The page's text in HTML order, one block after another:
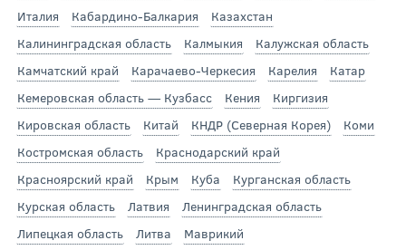
Италия
Кабардино-Балкария
Казахстан
Калининградская область
Калмыкия
Калужская область
Камчатский край
Карачаево-Черкесия Карелия
Катар
Кемеровская область — Кузбасс
Кения
Киргизия
Кировская область
Китай КНДР (Северная Корея)
Коми
Костромская область
Краснодарский край
Красноярский край
Крым Куба
Курганская область
Курская область
Латвия
Ленинградская область
Липецкая область
Литва
Маврикий